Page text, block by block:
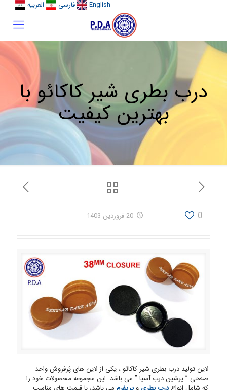
English فارسی العربیه
درب بطری شیر کاکائو با
بهترین کیفیت
0 20 فروردین 1403
لاین تولید درب بطری شیر کاکائو ، یکی از لاین های پُرفروش واحد
صنعتی ” پرشین درب آسیا ” می باشد. این مجموعه محصولات خود را